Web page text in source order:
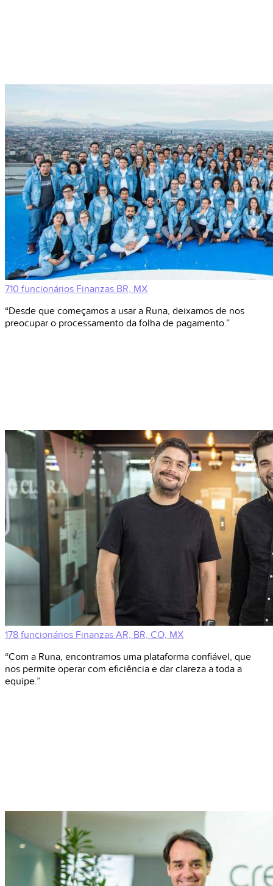
710 funcionários Finanzas BR, MX
“Desde que começamos a usar a Runa, deixamos de nos
preocupar o processamento da folha de pagamento.”
178 funcionários Finanzas AR, BR, CO, MX
“Com a Runa, encontramos uma plataforma confiável, que
nos permite operar com eficiência e dar clareza a toda a
equipe.”